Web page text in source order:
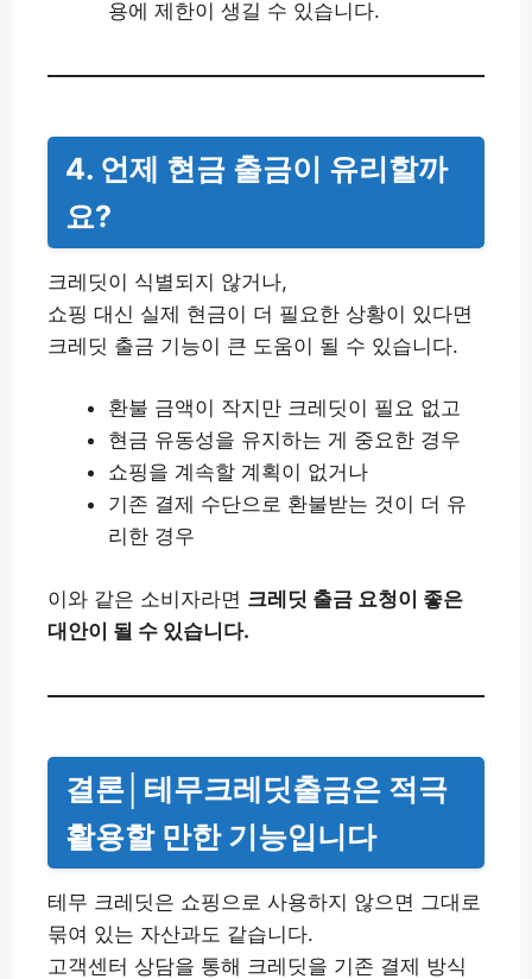
용에 제한이 생길 수 있습니다.
4. 언제 현금 출금이 유리할까
요?
크레딧이 식별되지 않거나,
쇼핑 대신 실제 현금이 더 필요한 상황이 있다면
크레딧 출금 기능이 큰 도움이 될 수 있습니다.
환불 금액이 작지만 크레딧이 필요 없고
현금 유동성을 유지하는 게 중요한 경우
쇼핑을 계속할 계획이 없거나
기존 결제 수단으로 환불받는 것이 더 유
리한 경우
이와 같은 소비자라면 크레딧 출금 요청이 좋은
대안이 될 수 있습니다.
결론│테무크레딧출금은 적극
활용할 만한 기능입니다
테무 크레딧은 쇼핑으로 사용하지 않으면 그대로
묶여 있는 자산과도 같습니다.
고객센터 상담을 통해 크레딧을 기존 결제 방식